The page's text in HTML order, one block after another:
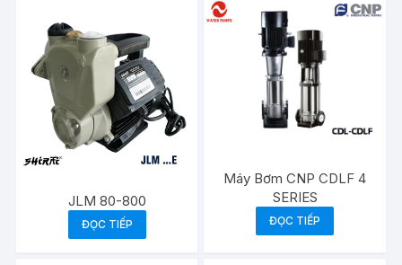
JLM 80-800
ĐỌC TIẾP
Máy Bơm CNP CDLF 4
SERIES
ĐỌC TIẾP